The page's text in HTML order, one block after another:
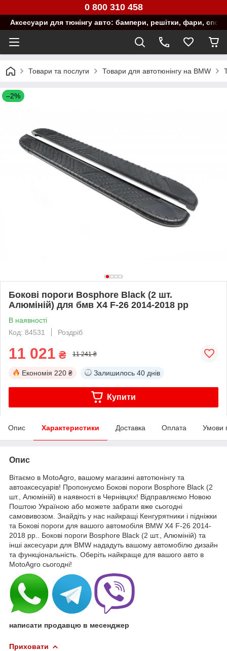
0 800 310 458
Аксесуари для тюнінгу авто: бампери, решітки, фари,
Товари та послуги Товари для автотюнінгу на BMW
–2%
Бокові пороги Bosphore Black (2 шт.
Алюміній) для бмв X4 F-26 2014-2018 рр
В наявності
Код: 84531
Роздріб
11 021 ₴ 11 241 ₴
Економія 220 ₴ Залишилось 40 днів
Купити
Опис Характеристики Доставка Оплата Умови
Опис
Вітаємо в MotoAgro, вашому магазині автотюнінгу та
автоаксесуарів! Пропонуємо Бокові пороги Bosphore Black (2
шт., Алюміній) в наявності в Чернівцях! Відправляємо Новою
Поштою Україною або можете забрати вже сьогодні
самовивозом. Знайдіть у нас найкращі Кенгурятники і підніжки
та Бокові пороги для вашого автомобіля BMW X4 F-26 2014-
2018 рр.. Бокові пороги Bosphore Black (2 шт., Алюміній) та
інші аксесуари для BMW нададуть вашому автомобілю дизайн
та функціональність. Оберіть найкраще для вашого авто в
MotoAgro сьогодні!
написати продавцю в месенджер
Приховати